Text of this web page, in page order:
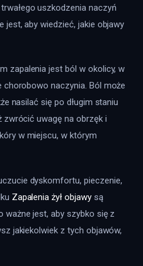
uszkodzenia naczyń
jest, aby wiedzieć, jakie objawy
zapalenia jest ból w okolicy, w
naczynia. Ból może
nasilać się po długim staniu
zwrócić uwagę na obrzęk i
w miejscu, w którym
dyskomfortu, pieczenie,
Zapalenia żył objawy są
ważne jest, aby szybko się z
jakiekolwiek z tych objawów,